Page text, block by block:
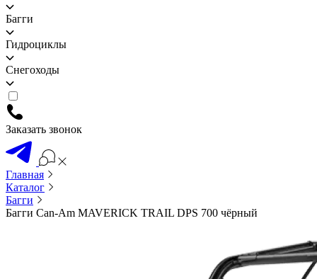
Багги
Гидроциклы
Снегоходы
Заказать звонок
Главная
Каталог
Багги
Багги Can-Am MAVERICK TRAIL DPS 700 чёрный